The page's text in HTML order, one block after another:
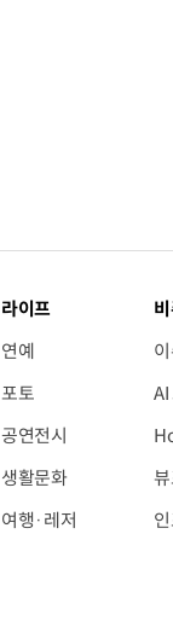
라이프
연예
포토
공연전시
생활문화
여행·레저